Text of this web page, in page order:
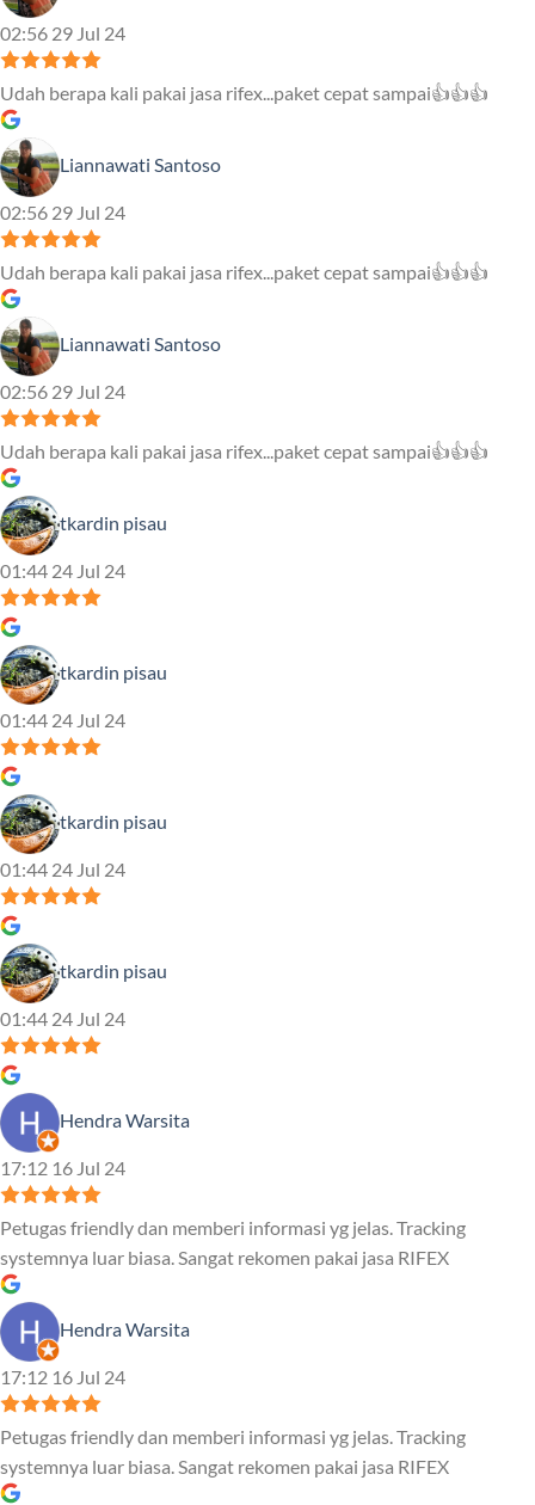
02:56 29 Jul 24
Udah berapa kali pakai jasa rifex...paket cepat sampai👍👍👍
Liannawati Santoso
02:56 29 Jul 24
Udah berapa kali pakai jasa rifex...paket cepat sampai👍👍👍
Liannawati Santoso
02:56 29 Jul 24
Udah berapa kali pakai jasa rifex...paket cepat sampai👍👍👍
tkardin pisau
01:44 24 Jul 24
tkardin pisau
01:44 24 Jul 24
tkardin pisau
01:44 24 Jul 24
tkardin pisau
01:44 24 Jul 24
Hendra Warsita
17:12 16 Jul 24
Petugas friendly dan memberi informasi yg jelas. Tracking
systemnya luar biasa. Sangat rekomen pakai jasa RIFEX
Hendra Warsita
17:12 16 Jul 24
Petugas friendly dan memberi informasi yg jelas. Tracking
systemnya luar biasa. Sangat rekomen pakai jasa RIFEX